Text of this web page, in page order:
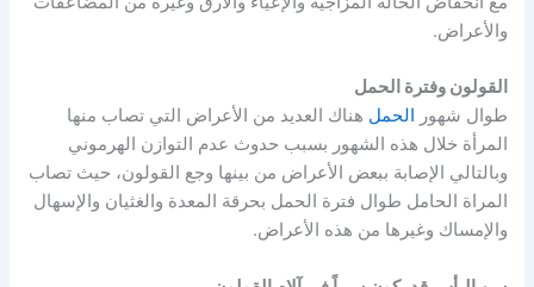
والأعراض.
القولون وفترة الحمل
طوال شهور الحمل هناك العديد من الأعراض التي تصاب منها
المرأة خلال هذه الشهور بسبب حدوث عدم التوازن الهرموني
وبالتالي الإصابة ببعض الأعراض من بينها وجع القولون، حيث تصاب
المراة الحامل طوال فترة الحمل بحرقة المعدة والغثيان والإسهال
والإمساك وغيرها من هذه الأعراض.